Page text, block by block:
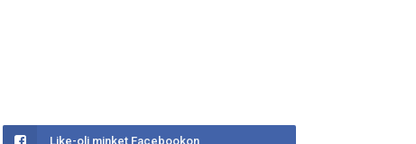
Like-olj minket Facebookon